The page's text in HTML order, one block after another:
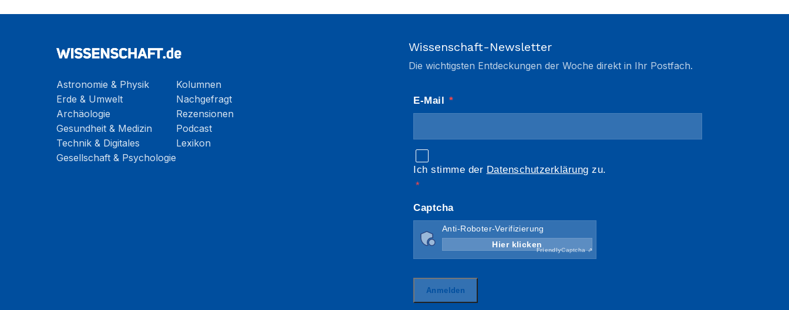
Astronomie & Physik
Erde & Umwelt
Archäologie
Gesundheit & Medizin
Technik & Digitales
Gesellschaft & Psychologie
Kolumnen
Nachgefragt
Rezensionen
Podcast
Lexikon
Wissenschaft-Newsletter
Die wichtigsten Entdeckungen der Woche direkt in Ihr Postfach.